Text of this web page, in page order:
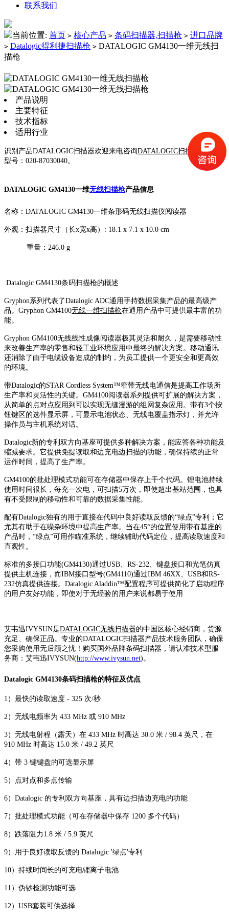
联系我们
当前位置: 首页 > 核心产品 > 条码扫描器,扫描枪 > 进口品牌
> Datalogic得利捷扫描枪 > DATALOGIC GM4130一维无线扫
描枪
产品说明
主要特征
技术指标
适用行业
识别产品DATALOGIC扫描器欢迎来电咨询DATALOGIC扫描器价格和
型号：020-87030040。
DATALOGIC GM4130一维无线扫描枪产品信息
名称：DATALOGIC GM4130一维条形码无线扫描仪阅读器
外观：扫描器尺寸（长x宽x高）: 18.1 x 7.1 x 10.0 cm
重量：246.0 g
Datalogic GM4130条码扫描枪的概述
Gryphon系列代表了Datalogic ADC通用手持数据采集产品的最高级产
品。Gryphon GM4100无线一维扫描枪在通用产品中可提供最丰富的功
能。
Gryphon GM4100无线线性成像阅读器极其灵活和耐久，是需要移动性
来改善生产率的零售和轻工业环境应用中最终的解决方案。移动通讯
还消除了由于电缆设备造成的制约，为员工提供一个更安全和更高效
的环境。
带Datalogic的STAR Cordless System™窄带无线电通信是提高工作场所
生产率和灵活性的关键。GM4100阅读器系列提供可扩展的解决方案，
从简单的点对点应用到可以实现无缝漫游的组网复杂应用。带有3个按
钮键区的选件显示屏，可显示电池状态、无线电覆盖指示灯，并允许
操作员与主机系统对话。
Datalogic新的专利双方向基座可提供多种解决方案，能应答各种功能及
缩减要求。它提供免提读取和边充电边扫描的功能，确保持续的正常
运作时间，提高了生产率。
GM4100的批处理模式功能可在存储器中保存上千个代码。锂电池持续
使用时间很长，每充一次电，可扫描5万次，即使超出基站范围，也具
有不受限制的移动性和可靠的数据采集性能。
配有Datalogic独有的用于直接在代码中良好读取反馈的“绿点”专利；它
尤其有助于在噪杂环境中提高生产率。当在45°的位置使用带有基座的
产品时，“绿点”可用作瞄准系统，继续辅助代码定位，提高读取速度和
直观性。
标准的多接口功能(GM4130)通过USB、RS-232、键盘接口和光笔仿真
提供主机连接，而IBM接口型号(GM4110)通过IBM 46XX、USB和RS-
232仿真提供连接。Datalogic Aladdin™配置程序可提供简化了启动程序
的用户友好功能，即使对于无经验的用户来说都易于使用
艾韦迅IVYSUN是DATALOGIC无线扫描器的中国区核心经销商，货源
充足、确保正品。专业的DATALOGIC扫描器产品技术服务团队，确保
您采购使用无后顾之忧！购买国外品牌条码扫描器，请认准技术型服
务商：艾韦迅IVYSUN(http://www.ivysun.net)。
Datalogic GM4130条码扫描枪的特征及优点
1）最快的读取速度 - 325 次/秒
2）无线电频率为 433 MHz 或 910 MHz
3）无线电射程（露天）在 433 MHz 时高达 30.0 米 / 98.4 英尺，在
910 MHz 时高达 15.0 米 / 49.2 英尺
4）带 3 键键盘的可选显示屏
5）点对点和多点传输
6）Datalogic 的专利双方向基座，具有边扫描边充电的功能
7）批处理模式功能（可在存储器中保存 1200 多个代码）
8）跌落阻力1.8 米 / 5.9 英尺
9）用于良好读取反馈的 Datalogic '绿点'专利
10）持续时间长的可充电锂离子电池
11）伪钞检测功能可选
12）USB套装可供选择